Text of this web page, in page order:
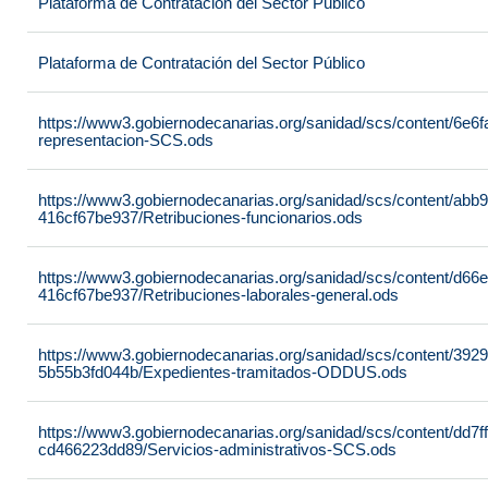
Plataforma de Contratación del Sector Público
https://www3.gobiernodecanarias.org/sanidad/scs/content/
representacion-SCS.ods
https://www3.gobiernodecanarias.org/sanidad/scs/content/
416cf67be937/Retribuciones-funcionarios.ods
https://www3.gobiernodecanarias.org/sanidad/scs/content/
416cf67be937/Retribuciones-laborales-general.ods
https://www3.gobiernodecanarias.org/sanidad/scs/content/
5b55b3fd044b/Expedientes-tramitados-ODDUS.ods
https://www3.gobiernodecanarias.org/sanidad/scs/content/
cd466223dd89/Servicios-administrativos-SCS.ods